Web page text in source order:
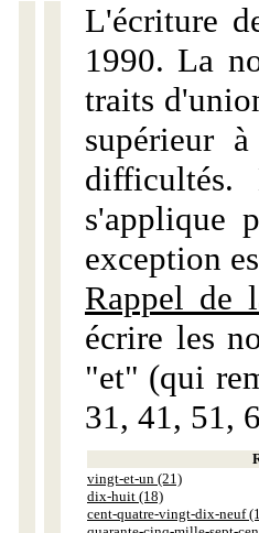
L'écriture
1990. La
traits
supérieur
difficultés.
s'applique
exception
Rappel de
écrire les
"et" (qui
31, 41, 51,
vingt-et-un (21)
dix-huit (18)
cent-quatre-vingt-dix-neuf